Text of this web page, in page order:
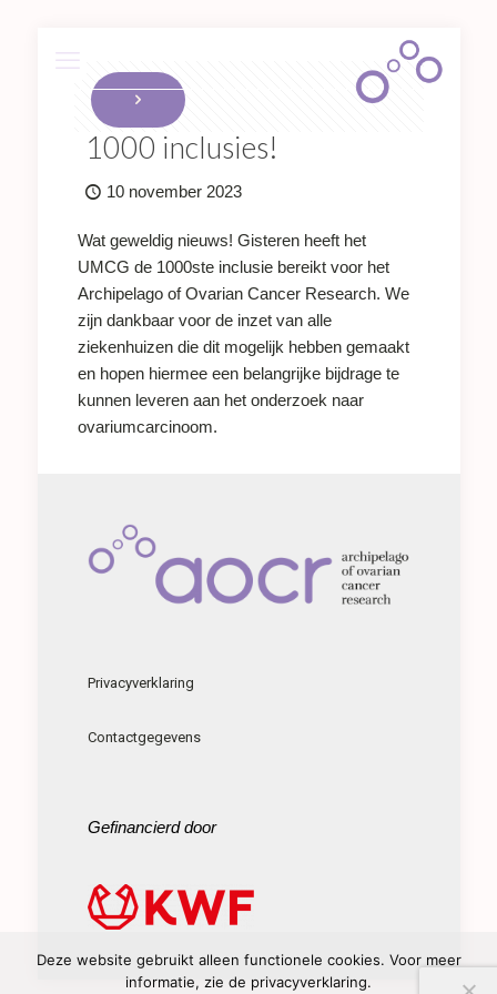
1000 inclusies!
10 november 2023
Wat geweldig nieuws! Gisteren heeft het
UMCG de 1000ste inclusie bereikt voor het
Archipelago of Ovarian Cancer Research. We
zijn dankbaar voor de inzet van alle
ziekenhuizen die dit mogelijk hebben gemaakt
en hopen hiermee een belangrijke bijdrage te
kunnen leveren aan het onderzoek naar
ovariumcarcinoom.
Privacyverklaring
Contactgegevens
Gefinancierd door
Deze website gebruikt alleen functionele cookies. Voor meer
informatie, zie de privacyverklaring.